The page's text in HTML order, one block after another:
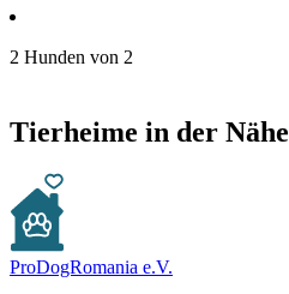
2 Hunden von 2
Tierheime in der Nähe
ProDogRomania e.V.